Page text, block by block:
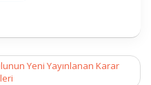
Yeni Yayınlanan Karar